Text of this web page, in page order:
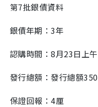
第7批銀債資料
銀債年期：3年
認購時間：8月23日上
發行總額：發行總額
保證回報：4厘